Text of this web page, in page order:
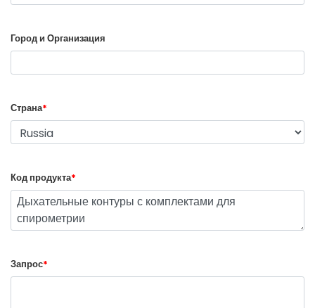
Город и Организация
Страна*
Код продукта*
Запрос*